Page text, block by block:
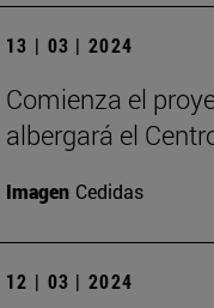
13 | 03 | 2024
Comienza el
albergará el
Imagen Cedidas
12 | 03 | 2024